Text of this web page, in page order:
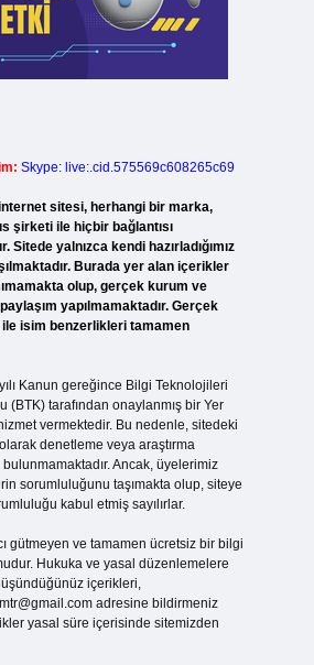
Skype: live:.cid.575569c608265c69
sitesi, herhangi bir marka,
şirketi ile hiçbir bağlantısı
Sitede yalnızca kendi hazırladığımız
Burada yer alan içerikler
olup, gerçek kurum ve
yapılmamaktadır. Gerçek
isim benzerlikleri tamamen
Kanun gereğince Bilgi Teknolojileri
(BTK) tarafından onaylanmış bir Yer
vermektedir. Bu nedenle, sitedeki
denetleme veya araştırma
Ancak, üyelerimiz
sorumluluğunu taşımakta olup, siteye
kabul etmiş sayılırlar.
gütmeyen ve tamamen ücretsiz bir bilgi
Hukuka ve yasal düzenlemelere
içerikleri,
adresine bildirmeniz
yasal süre içerisinde sitemizden